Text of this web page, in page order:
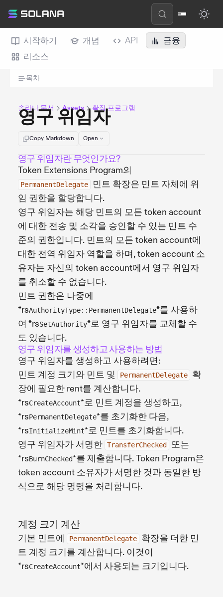
시작하기 개념 API
금융
리소스
목차
솔라나 문서 Assets 확장 프로그램
영구 위임자
Copy Markdown Open
영구 위임자란 무엇인가요?
Token Extensions Program의
PermanentDelegate
민트 확장은 민트 자체에 위
임 권한을 할당합니다.
영구 위임자는 해당 민트의 모든 token account
에 대한 전송 및 소각을 승인할 수 있는 민트 수
준의 권한입니다. 민트의 모든 token account에
대한 전역 위임자 역할을 하며, token account 소
유자는 자신의 token account에서 영구 위임자
를 취소할 수 없습니다.
민트 권한은 나중에
*rsAuthorityType::PermanentDelegate*를 사용하
여 *rsSetAuthority*로 영구 위임자를 교체할 수
도 있습니다.
영구 위임자를 생성하고 사용하는 방법
영구 위임자를 생성하고 사용하려면:
민트 계정 크기와 민트 및
PermanentDelegate
확
장에 필요한 rent를 계산합니다.
*rsCreateAccount*로 민트 계정을 생성하고,
*rsPermanentDelegate*를 초기화한 다음,
*rsInitializeMint*로 민트를 초기화합니다.
영구 위임자가 서명한 TransferChecked
또는
*rsBurnChecked*를 제출합니다. Token Program은
token account 소유자가 서명한 것과 동일한 방
식으로 해당 명령을 처리합니다.
계정 크기 계산
기본 민트에 PermanentDelegate
확장을 더한 민
트 계정 크기를 계산합니다. 이것이
*rsCreateAccount*에서 사용되는 크기입니다.